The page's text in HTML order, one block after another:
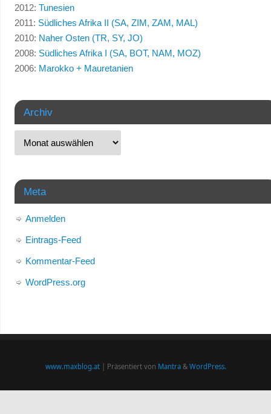
2012: Tunesien
2011: Südliches Afrika II (SA, ZIM, ZAM, MAL)
2010: Naher Osten (TR, SY, JO)
2008: Südliches Afrika I (SA, BOT, NAM, MOZ)
2006: Marokko + Mauretanien
Archiv
Meta
Anmelden
Eintrags-Feed
Kommentar-Feed
WordPress.org
www.maxblog.at| Präsentiert von Mantra& WordPress.